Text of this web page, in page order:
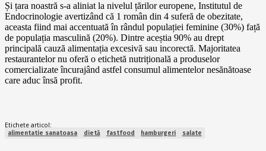
Și țara noastră s-a aliniat la nivelul țărilor europene, Institutul de
Endocrinologie avertizând că 1 român din 4 suferă de obezitate,
aceasta fiind mai accentuată în rândul populației feminine (30%) față
de populația masculină (20%). Dintre aceștia 90% au drept
principală cauză alimentația excesivă sau incorectă. Majoritatea
restaurantelor nu oferă o etichetă nutrițională a produselor
comercializate încurajând astfel consumul alimentelor nesănătoase
care aduc însă profit.
Etichete articol:
alimentatie sanatoasa dietă fastfood hamburgeri salate